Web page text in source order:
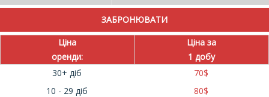
Ціна
оренди:
Ціна за
1 добу
30+ діб
70$
10 - 29 діб
80$